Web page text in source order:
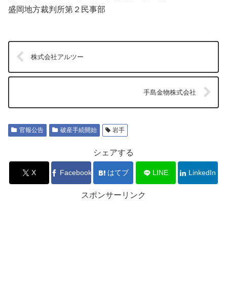
盛岡地方裁判所第２民事部
株式会社アルツー
手島金物株式会社
官報公告 破産手続開始 岩手
シェアする
X Facebook はてブ LINE LinkedIn
スポンサーリンク